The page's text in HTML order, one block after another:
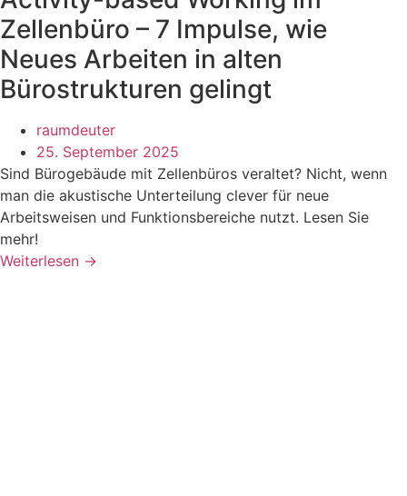
Zellenbüro – 7 Impulse, wie
Neues Arbeiten in alten
Bürostrukturen gelingt
raumdeuter
25. September 2025
Sind Bürogebäude mit Zellenbüros veraltet? Nicht, wenn
man die akustische Unterteilung clever für neue
Arbeitsweisen und Funktionsbereiche nutzt. Lesen Sie
mehr!
Weiterlesen →